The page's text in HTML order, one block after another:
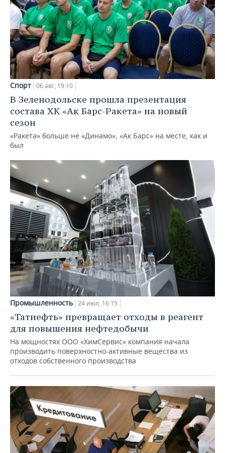
Спорт 06 авг, 19:10
В Зеленодольске прошла презентация
состава ХК «Ак Барс-Ракета» на новый
сезон
«Ракета» больше не «Динамо», «Ак Барс» на месте, как и
был
Промышленность 24 июл, 16:15
«Татнефть» превращает отходы в реагент
для повышения нефтедобычи
На мощностях ООО «ХимСервис» компания начала
производить поверхностно-активные вещества из
отходов собственного производства